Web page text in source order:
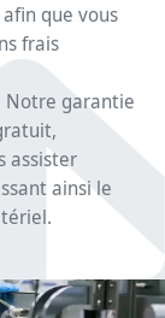
que vous
frais
Notre garantie
assister
ainsi le